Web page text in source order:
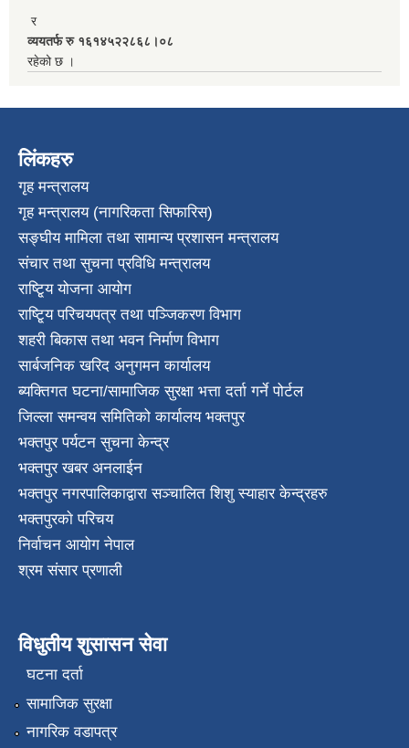
र
व्ययतर्फ रु १६१४५२२८६८।०८
रहेको छ ।
लिंकहरु
गृह मन्त्रालय
गृह मन्त्रालय (नागरिकता सिफारिस)
सङ्घीय मामिला तथा सामान्य प्रशासन मन्त्रालय
संचार तथा सुचना प्रविधि मन्त्रालय
राष्टि्ृय योजना आयोग
राष्टि्ृय परिचयपत्र तथा पञ्जिकरण विभाग
शहरी बिकास तथा भवन निर्माण विभाग
सार्बजनिक खरिद अनुगमन कार्यालय
ब्यक्तिगत घटना/सामाजिक सुरक्षा भत्ता दर्ता गर्ने पोर्टल
जिल्ला समन्वय समितिको कार्यालय भक्तपुर
भक्तपुर पर्यटन सुचना केन्द्र
भक्तपुर खबर अनलाईन
भक्तपुर नगरपालिकाद्वारा सञ्चालित शिशु स्याहार केन्द्रहरु
भक्तपुरकाे परिचय
निर्वाचन आयोग नेपाल
श्रम संसार प्रणाली
विधुतीय शुसासन सेवा
घटना दर्ता
सामाजिक सुरक्षा
नागरिक वडापत्र